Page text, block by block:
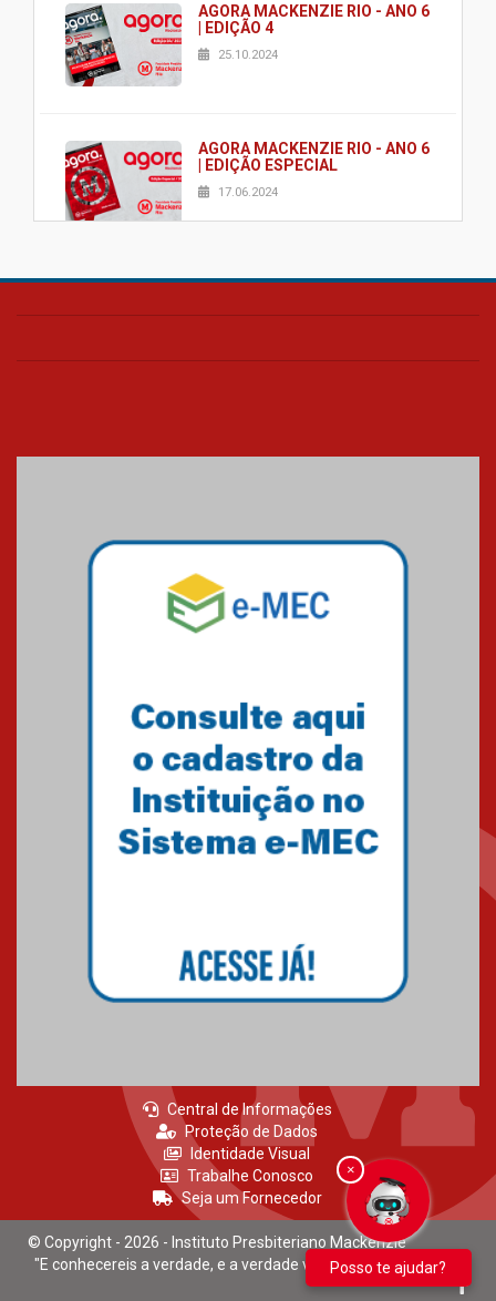
AGORA MACKENZIE RIO - ANO 6
| EDIÇÃO 4
25.10.2024
AGORA MACKENZIE RIO - ANO 6
| EDIÇÃO ESPECIAL
17.06.2024
AGORA MACKENZIE RIO - ANO 6
MÁXIMA no MEC
01.11.2023
A HISTÓRIA DA FACULDADE
PRESBITERIANA MACKENZIE
RIO ATÉ À SUA NOVA UNIDADE,
EM BOTAFOGO
Novo E-book do Mackenzie Rio
Central de Informações
Proteção de Dados
Identidade Visual
Trabalhe Conosco
Seja um Fornecedor
© Copyright - 2026 - Instituto Presbiteriano Mackenzie
"E conhecereis a verdade, e a verdade vos libertará." João 8:32
Posso te ajudar?
×